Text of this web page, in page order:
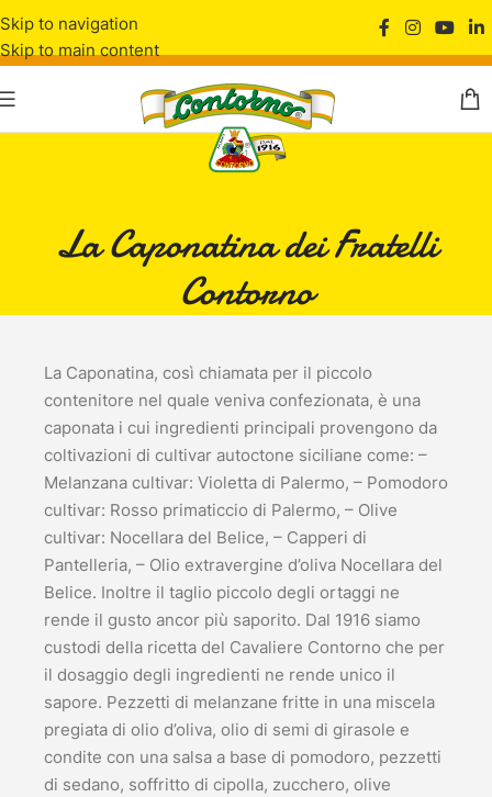
Skip to navigation
Skip to main content
La Caponatina dei Fratelli
Contorno
La Caponatina, così chiamata per il piccolo
contenitore nel quale veniva confezionata, è una
caponata i cui ingredienti principali provengono da
coltivazioni di cultivar autoctone siciliane come: –
Melanzana cultivar: Violetta di Palermo, – Pomodoro
cultivar: Rosso primaticcio di Palermo, – Olive
cultivar: Nocellara del Belice, – Capperi di
Pantelleria, – Olio extravergine d’oliva Nocellara del
Belice. Inoltre il taglio piccolo degli ortaggi ne
rende il gusto ancor più saporito. Dal 1916 siamo
custodi della ricetta del Cavaliere Contorno che per
il dosaggio degli ingredienti ne rende unico il
sapore. Pezzetti di melanzane fritte in una miscela
pregiata di olio d’oliva, olio di semi di girasole e
condite con una salsa a base di pomodoro, pezzetti
di sedano, soffritto di cipolla, zucchero, olive